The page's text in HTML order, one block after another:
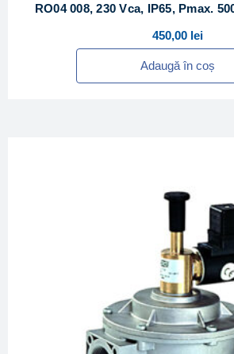
RO04 008, 230 Vca, IP65, Pmax.
450,00 lei
Adaugă în coș